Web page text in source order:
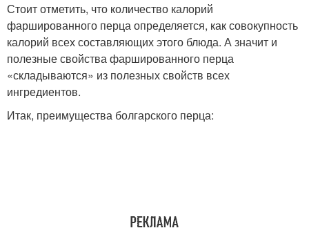
Стоит отметить, что количество калорий
фаршированного перца определяется, как совокупность
калорий всех составляющих этого блюда. А значит и
полезные свойства фаршированного перца
«складываются» из полезных свойств всех
ингредиентов.
Итак, преимущества болгарского перца: